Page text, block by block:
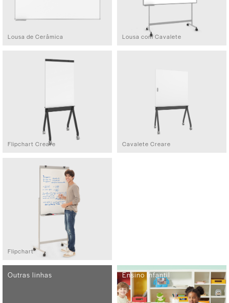
Lousa de Cerâmica Lousa com Cavalete
Flipchart Creare Cavalete Creare
Flipchart
Outras linhas Ensino Infantil